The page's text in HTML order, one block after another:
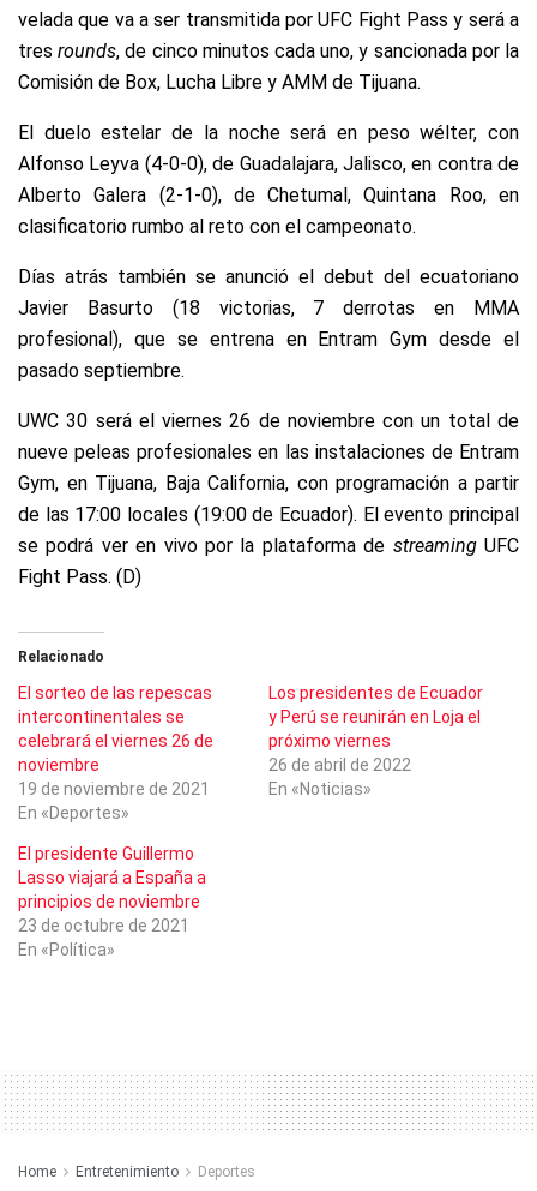
velada que va a ser transmitida por UFC Fight Pass y será a
tresrounds, de cinco minutos cada uno, y sancionada por la
Comisión de Box, Lucha Libre y AMM de Tijuana.
El duelo estelar de la noche será en peso wélter, con
Alfonso Leyva (4-0-0), de Guadalajara, Jalisco, en contra de
Alberto Galera (2-1-0), de Chetumal, Quintana Roo, en
clasificatorio rumbo al reto con el campeonato.
Días atrás también se anunció el debut del ecuatoriano
Javier Basurto (18 victorias, 7 derrotas en MMA
profesional), que se entrena en Entram Gym desde el
pasado septiembre.
UWC 30 será el viernes 26 de noviembre con un total de
nueve peleas profesionales en las instalaciones de Entram
Gym, en Tijuana, Baja California, con programación a partir
de las 17:00 locales (19:00 de Ecuador). El evento principal
se podrá ver en vivo por la plataforma de streamingUFC
Fight Pass. (D)
Relacionado
El sorteo de las repescas
intercontinentales se
celebrará el viernes 26 de
noviembre
19 de noviembre de 2021
En «Deportes»
Los presidentes de Ecuador
y Perú se reunirán en Loja el
próximo viernes
26 de abril de 2022
En «Noticias»
El presidente Guillermo
Lasso viajará a España a
principios de noviembre
23 de octubre de 2021
En «Política»
Home Entretenimiento Deportes